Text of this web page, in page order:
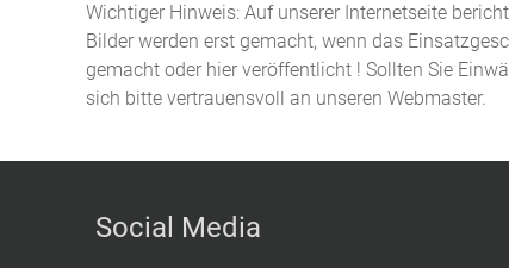
Wichtiger Hinweis: Auf unserer Internetseite
Bilder werden erst gemacht, wenn das
gemacht oder hier veröffentlicht ! Sollten Sie
sich bitte vertrauensvoll an unseren Webmaster.
Social Media